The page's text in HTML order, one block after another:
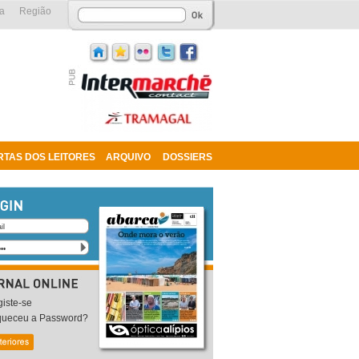
DOS LEITORES ARQUIVO DOSSIERS
Região
se
a Password?